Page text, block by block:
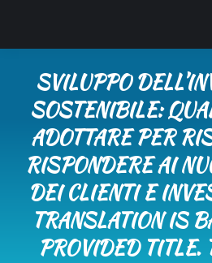
SVILUPPO
SOSTENIBILE:
ADOTTARE PER
RISPONDERE AI
DEI CLIENTI E
TRANSLATION IS
PROVIDED TITLE.